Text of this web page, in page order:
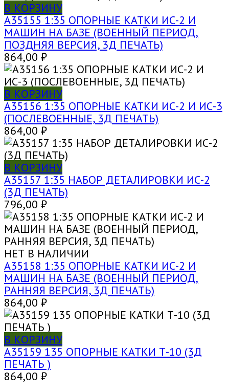
В КОРЗИНУ
A35155 1:35 ОПОРНЫЕ КАТКИ ИС-2 И
МАШИН НА БАЗЕ (ВОЕННЫЙ ПЕРИОД,
ПОЗДНЯЯ ВЕРСИЯ, 3Д ПЕЧАТЬ)
864,00 ₽
В КОРЗИНУ
A35156 1:35 ОПОРНЫЕ КАТКИ ИС-2 И ИС-3
(ПОСЛЕВОЕННЫЕ, 3Д ПЕЧАТЬ)
864,00 ₽
В КОРЗИНУ
A35157 1:35 НАБОР ДЕТАЛИРОВКИ ИС-2
(3Д ПЕЧАТЬ)
796,00 ₽
НЕТ В НАЛИЧИИ
A35158 1:35 ОПОРНЫЕ КАТКИ ИС-2 И
МАШИН НА БАЗЕ (ВОЕННЫЙ ПЕРИОД,
РАННЯЯ ВЕРСИЯ, 3Д ПЕЧАТЬ)
864,00 ₽
В КОРЗИНУ
A35159 135 ОПОРНЫЕ КАТКИ Т-10 (3Д
ПЕЧАТЬ )
864,00 ₽